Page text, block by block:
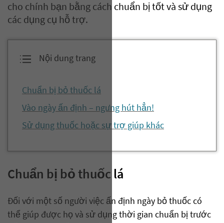
cho chính bạn bằng cách chuẩn bị tốt và sử dụng
các dụng cụ hỗ trợ.
Nội dung trang
Chuẩn bị bỏ thuốc lá
Vào ngày ấn định – ngưng hút hẳn!
Sử dụng thuốc hoặc sự trợ giúp khác
Chuẩn bị bỏ thuốc lá
Đối với một số người việc ấn định ngày bỏ thuốc có
thể giúp được họ và sử dụng thời gian chuẩn bị trước